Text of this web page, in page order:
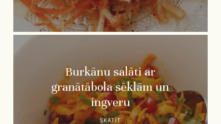
Burkānu salāti ar
granātābola sēklām un
ingveru
SKATĪT